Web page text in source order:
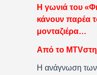
Η γωνιά του
κάνουν παρέα
μονταζιέρα…
Από το
Η ανάγνωση